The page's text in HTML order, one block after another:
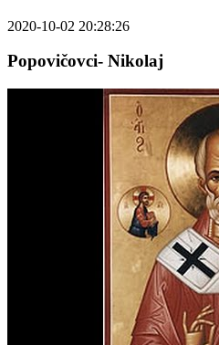
2020-10-02 20:28:26
Popovičovci- Nikolaj